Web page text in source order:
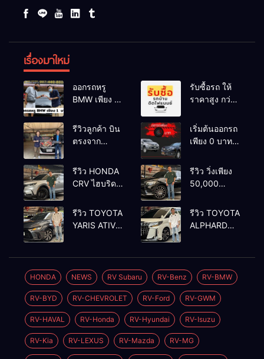
เรื่องมาใหม่
ออกรถหรู
BMW เพียง 1
รับซื้อรถ ให้
ราคาสูง กว่า
ติดไฟแนนซ์ก็
รับซื้อ
รีวิวลูกค้า บิน
ตรงจาก
รถโยรัชดา
เริ่มต้นออกรถ
เพียง 0 บาท
รีวิว HONDA
CRV ไฮบริด
eHEV ES
2024 รุ่นรอง
วิ่ง3หมื่นกว่า
โล
รีวิว วิ่งเพียง
50,000
BENZ
GLC250d
เดียว ดีเซล
สวยหายาก
ทรง สปอร์ต
รีวิว TOYOTA
YARIS ATIV
ตัวท้อปสุด
ราคา
579,000
บาท
วิ่งน้อย
เพียง 400 กม.
รีวิว TOYOTA
ALPHARD
ท้อปเบนซิน
ราคา
2,050,000
บาท
วิ่งน้อย
เพียง 70,000
กม.
HONDA NEWS RV Subaru RV-Benz RV-BMW
RV-BYD RV-CHEVROLET RV-Ford RV-GWM
RV-HAVAL RV-Honda RV-Hyundai RV-Isuzu
RV-Kia RV-LEXUS RV-Mazda RV-MG